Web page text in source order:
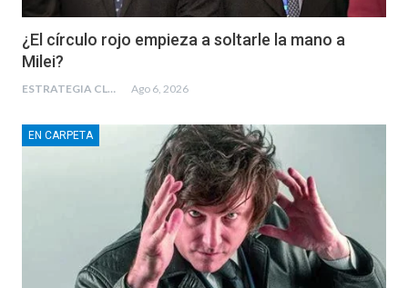
¿El círculo rojo empieza a soltarle la mano a
Milei?
ESTRATEGIA CLAE Ago 6, 2026
EN CARPETA